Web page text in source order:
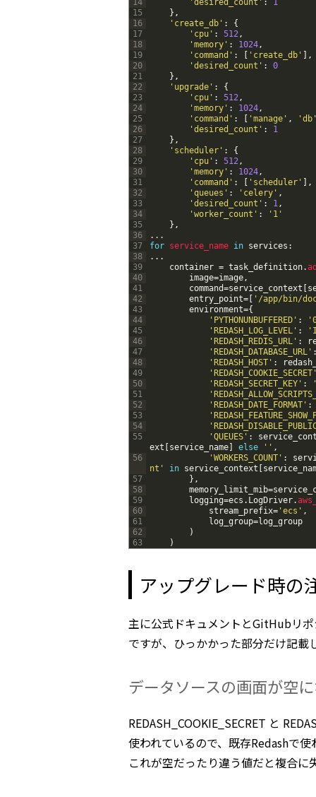
14
15
16
17
18
19
20
21
22
23
24
25
26
27
28
29
30
31
32
33
34
35
36
37
38
39
40
41
42
43
44
45
46
47
48
49
50
51
52
53
54
55
56
57
58
59
60
61
62
63
'desired_count' :
1
} ,
'create_db' :
{
'cpu' : 512,
'memory' : 1024,
'command' : 'create_db'
,
'desired_count' :
0
} ,
'upgrade' :
{
'cpu' : 512,
'memory' : 1024,
'command' : 'manage' ,
'desired_count' :
1
} ,
'scheduler' :
{
'cpu' : 512,
'memory' : 1024,
'command' : 'scheduler'
,
'queues' : 'celery' ,
'desired_count' : 1,
'worker_count' :
'1'
} ,
. . .
for service_name in services :
. . .
container = task_definition.
image=image,
command=service_context
entry_point=
'/app/bin/
environment={
'PYTHONUNBUFFERED' :
'REDASH_LOG_LEVEL' :
'REDASH_REDIS_URL' :
'REDASH_DATABASE_URL'
'REDASH_HOST' :
'REDASH_SECRET_KEY' :
'REDASH_DATE_FORMAT' :
'QUEUES' :
ext
service_name else '' ,
'WORKERS_COUNT' :
nt'
in service_context
} ,
memory_limit_mib=
logging=ecs . LogDriver.
stream_prefix= 'ecs' ,
log_group=log group
)
)
アップグレード時の
主に公式ドキュメントとGitHubリ
ですが、ひっかかった部分だけ記載
データソースの画面が空
REDASH_COOKIE_SECRET と
使われているので、既存Redashで
これが空だったり違う値だと複合